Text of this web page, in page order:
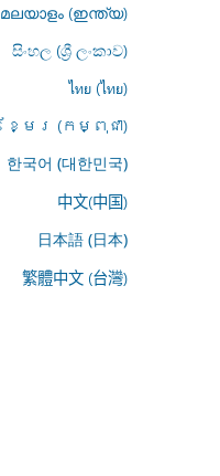
മലയാളം (ഇന്ത്യ)
සිංහල (ශ්‍රී ලංකාව)
ไทย (ไทย)
ខ្មែរ (កម្ពុជា)
한국어 (대한민국)
中文(中国)
日本語 (日本)
繁體中文 (台灣)